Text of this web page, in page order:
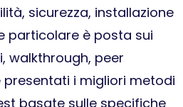
sicurezza, installazione
particolare è posta sui
walkthrough, peer
presentati i migliori metodi
basate sulle specifiche